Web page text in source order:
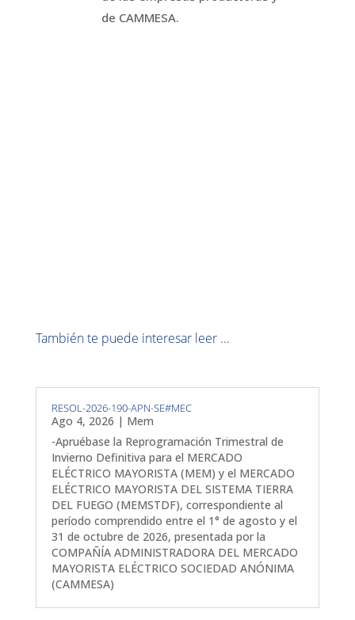
de CAMMESA.
También te puede interesar leer ...
RESOL-2026-190-APN-SE#MEC
Ago 4, 2026 | Mem
-Apruébase la Reprogramación Trimestral de
Invierno Definitiva para el MERCADO
ELÉCTRICO MAYORISTA (MEM) y el MERCADO
ELÉCTRICO MAYORISTA DEL SISTEMA TIERRA
DEL FUEGO (MEMSTDF), correspondiente al
período comprendido entre el 1° de agosto y el
31 de octubre de 2026, presentada por la
COMPAÑÍA ADMINISTRADORA DEL MERCADO
MAYORISTA ELÉCTRICO SOCIEDAD ANÓNIMA
(CAMMESA)